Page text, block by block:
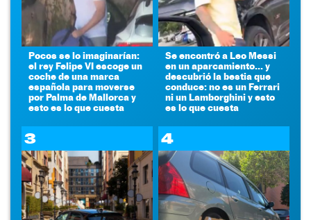
Pocos se lo imaginarían:
el rey Felipe VI escoge un
coche de una marca
española para moverse
por Palma de Mallorca y
esto es lo que cuesta
Se encontró a Leo Messi
en un aparcamiento... y
descubrió la bestia que
conduce: no es un Ferrari
ni un Lamborghini y esto
es lo que cuesta
3 4